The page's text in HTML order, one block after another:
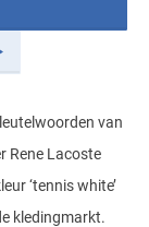
van
Rene Lacoste
‘tennis white’
kledingmarkt.